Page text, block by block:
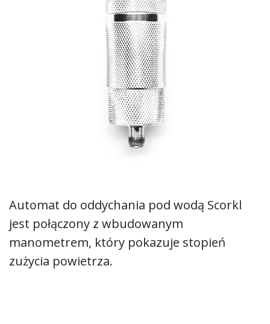
Automat do oddychania pod wodą Scorkl
jest połączony z wbudowanym
manometrem, który pokazuje stopień
zużycia powietrza.